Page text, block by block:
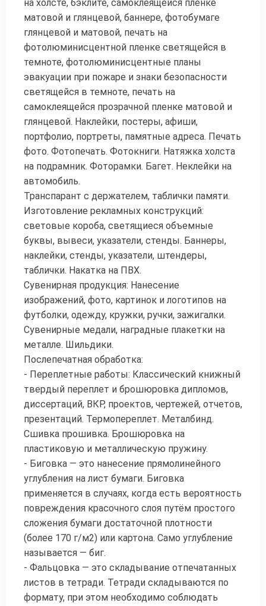
на холсте, бэклите, самоклеящейся пленке
матовой и глянцевой, баннере, фотобумаге
глянцевой и матовой, печать на
фотолюминисцентной пленке светящейся в
темноте, фотолюминисцентные планы
эвакуации при пожаре и знаки безопасности
светящейся в темноте, печать на
самоклеящейся прозрачной пленке матовой и
глянцевой. Наклейки, постеры, афиши,
портфолио, портреты, памятные адреса. Печать
фото. Фотопечать. Фотокниги. Натяжка холста
на подрамник. Фоторамки. Багет. Неклейки на
автомобиль.
Транспарант с держателем, таблички памяти.
Изготовление рекламных конструкций:
световые короба, светящиеся объемные
буквы, вывеси, указатели, стенды. Баннеры,
наклейки, стенды, указатели, штендеры,
таблички. Накатка на ПВХ.
Сувенирная продукция: Нанесение
изображений, фото, картинок и логотипов на
футболки, одежду, кружки, ручки, зажигалки.
Сувенирные медали, наградные плакетки на
металле. Шильдики.
Послепечатная обработка:
- Переплетные работы: Классический книжный
твердый переплет и брошюровка дипломов,
диссертаций, ВКР, проектов, чертежей, отчетов,
презентаций. Термопереплет. Металбинд.
Сшивка прошивка. Брошюровка на
пластиковую и металлическую пружину.
- Биговка — это нанесение прямолинейного
углубления на лист бумаги. Биговка
применяется в случаях, когда есть вероятность
повреждения красочного слоя путём простого
сложения бумаги достаточной плотности
(более 170 г/м2) или картона. Само углубление
называется — биг.
- Фальцовка — это складывание отпечатанных
листов в тетради. Тетради складываются по
формату, при этом необходимо соблюдать